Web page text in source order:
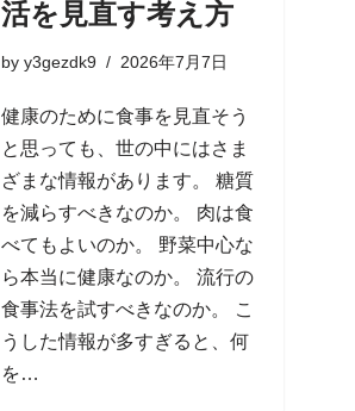
活を見直す考え方
by y3gezdk9 2026年7月7日
健康のために食事を見直そう
と思っても、世の中にはさま
ざまな情報があります。 糖質
を減らすべきなのか。 肉は食
べてもよいのか。 野菜中心な
ら本当に健康なのか。 流行の
食事法を試すべきなのか。 こ
うした情報が多すぎると、何
を…